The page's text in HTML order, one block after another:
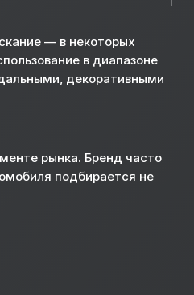
— в некоторых
в диапазоне
декоративными
рынка. Бренд часто
подбирается не